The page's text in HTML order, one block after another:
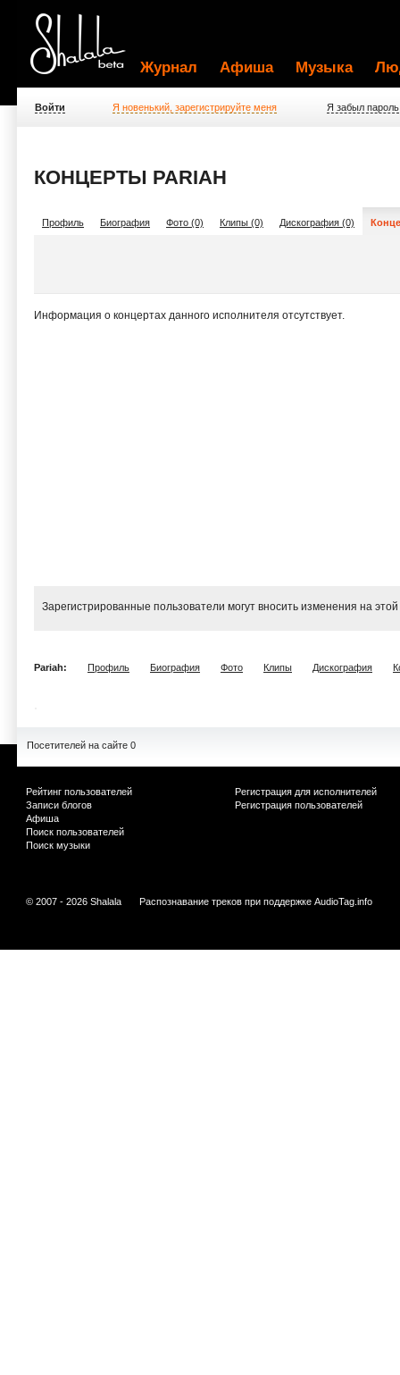
Журнал Афиша Музыка
Войти Я новенький, зарегистрируйте меня Я забыл пароль
КОНЦЕРТЫ PARIAH
Профиль Биография Фото (0) Клипы (0) Дискография (0)
Информация о концертах данного исполнителя отсутствует.
Зарегистрированные пользователи могут вносить изменения на
Pariah: Профиль Биография Фото Клипы Дискография
Посетителей на сайте 0
Рейтинг пользователей
Записи блогов
Афиша
Поиск пользователей
Поиск музыки
Регистрация для исполнителей
Регистрация пользователей
© 2007 - 2026 Shalala Распознавание треков при поддержке AudioTag.info